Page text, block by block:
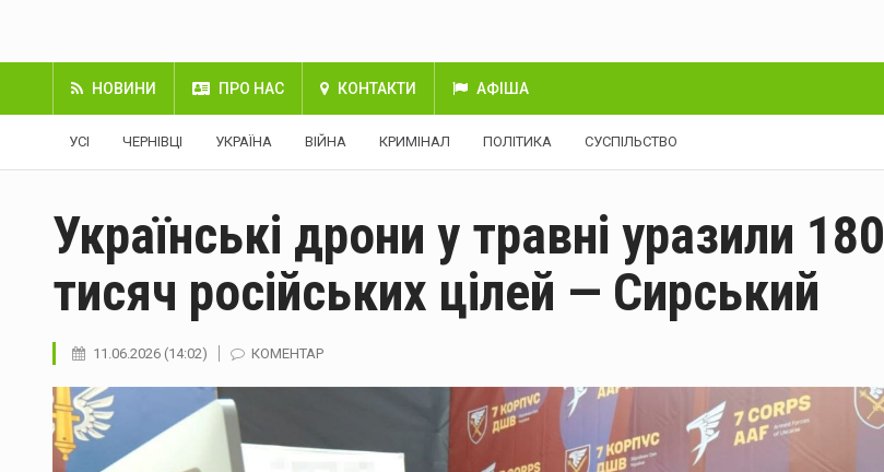
НОВИНИ ПРО НАС КОНТАКТИ АФІША
УСІ ЧЕРНІВЦІ УКРАЇНА ВІЙНА КРИМІНАЛ ПОЛІТИКА СУСПІЛЬСТВО
Українські дрони у травні уразили 180
тисяч російських цілей — Сирський
11.06.2026 (14:02) КОМЕНТАР